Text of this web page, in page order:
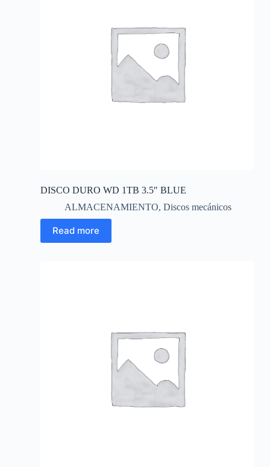
DISCO DURO WD 1TB 3.5″ BLUE
ALMACENAMIENTO, Discos mecánicos
Read more